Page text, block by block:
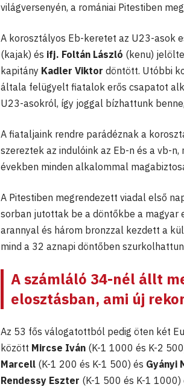
világversenyén, a romániai Pitestiben
A korosztályos Eb-keretet az U23-asok
(kajak) és ifj. Foltán László (kenu)
kapitány Kadler Viktor döntött. Utóbbi
általa felügyelt fiatalok erős csapatot
U23-asokról, így joggal bízhattunk
A fiataljaink rendre parádéznak a
szereztek az indulóink az Eb-n és a vb-
években minden alkalommal
A Pitestiben megrendezett viadal első
sorban jutottak be a döntőkbe a magyar
arannyal és három bronzzal kezdett a
mind a 32 aznapi döntőben
A számláló 34-nél állt
elosztásban, ami új
Az 53 fős válogatottból pedig öten két
között Mircse Iván (K-1 1000 és K-2
Marcell (K-1 200 és K-1 500) és Gyányi
Rendessy Eszter (K-1 500 és K-1